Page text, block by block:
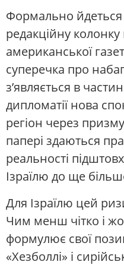
Формально
редакційну колонку
американської
суперечка про
з’являється в
дипломатії нова
регіон через
папері здаються
реальності
Ізраїлю до ще
Для Ізраїлю цей
Чим менш чітко і
формулює свої
«Хезболлі» і